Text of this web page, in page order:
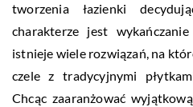
tworzenia łazienki
charakterze jest
istnieje wiele rozwiązań, na
czele z tradycyjnymi
Chcąc zaaranżować